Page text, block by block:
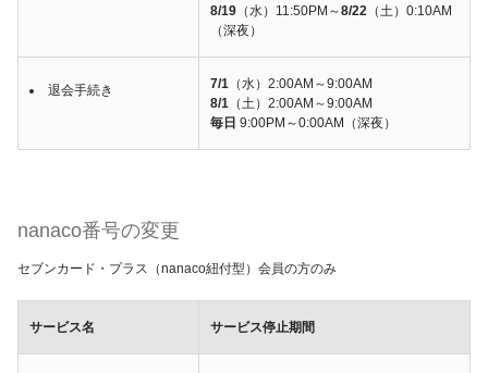
8/19 （水）11:50PM～8/22 （土）0:10AM
（深夜）
退会手続き 7/1 （水）2:00AM～9:00AM
8/1 （土）2:00AM～9:00AM
毎日 9:00PM～0:00AM（深夜）
nanaco番号の変更
セブンカード・プラス（nanaco紐付型）会員の方のみ
サービス名 サービス停止期間